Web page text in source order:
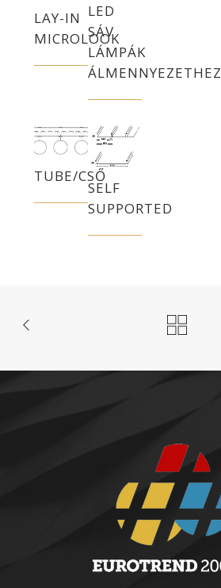
LAY-IN
MICROLOOK
LED
SÁV
LÁMPÁK
ÁLMENNYEZETHEZ
TUBE/CSŐ
SELF
SUPPORTED